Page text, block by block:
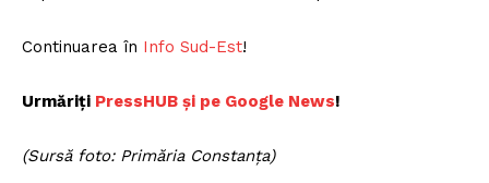
Continuarea în Info Sud-Est!
Urmăriți PressHUB și pe Google News!
(Sursă foto: Primăria Constanța)